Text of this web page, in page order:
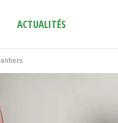
ACTUALITÉS